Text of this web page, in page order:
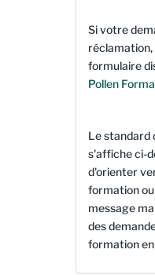
Si votre
réclamation,
formulaire
Pollen
Le standard
s'affiche ci-
d'orienter
formation
message
des
formation